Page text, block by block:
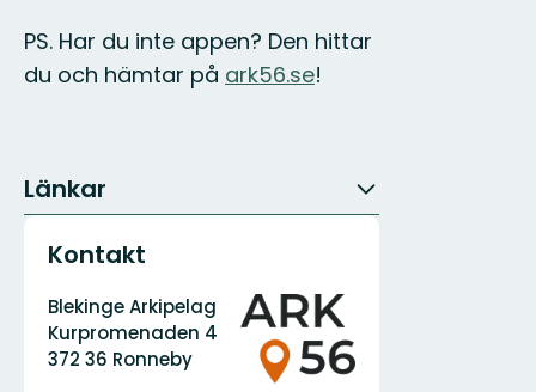
PS. Har du inte appen? Den hittar
du och hämtar på ark56.se!
Länkar
Kontakt
Adress
Blekinge Arkipelag
Kurpromenaden 4
372 36 Ronneby
Organisationens
logotyp